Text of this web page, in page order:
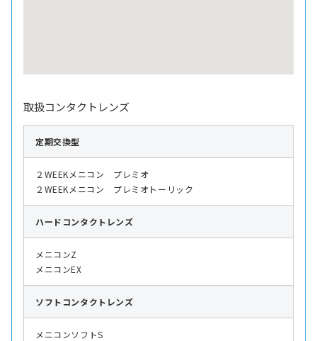
取扱コンタクトレンズ
定期交換型
２WEEKメニコン プレミオ
２WEEKメニコン プレミオトーリック
ハード コンタクトレンズ
メニコンZ
メニコンEX
ソフト コンタクトレンズ
メニコンソフトS